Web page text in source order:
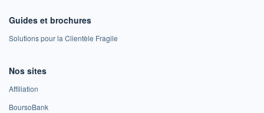
Guides et brochures
Solutions pour la Clientèle Fragile
Nos sites
Affiliation
BoursoBank